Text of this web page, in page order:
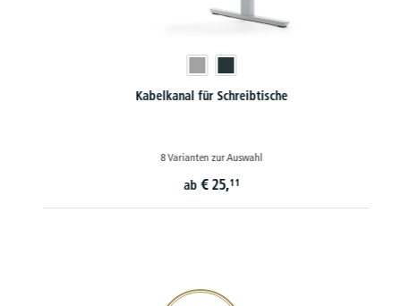
Kabelkanal für Schreibtische
8 Varianten zur Auswahl
ab€ 25,11
20€ Gutschein sichern